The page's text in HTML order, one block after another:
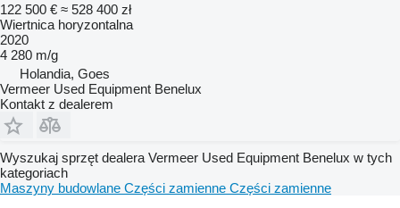
122 500 € ≈ 528 400 zł
Wiertnica horyzontalna
2020
4 280 m/g
Holandia, Goes
Vermeer Used Equipment Benelux
Kontakt z dealerem
Wyszukaj sprzęt dealera Vermeer Used Equipment Benelux w tych
kategoriach
Maszyny budowlane Części zamienne Części zamienne